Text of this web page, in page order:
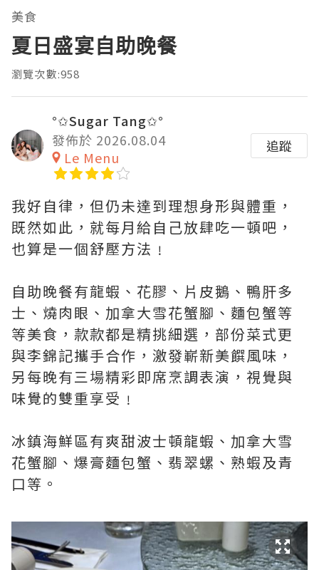
美食
夏日盛宴自助晚餐
瀏覽次數:958
°✩Sugar Tang✩°
發佈於 2026.08.04
Le Menu
追蹤
我好自律，但仍未達到理想身形與體重，
既然如此，就每月給自己放肆吃一頓吧，
也算是一個舒壓方法﹗
自助晚餐有龍蝦、花膠、片皮鵝、鴨肝多
士、燒肉眼、加拿大雪花蟹腳、麵包蟹等
等美食，款款都是精挑細選，部份菜式更
與李錦記攜手合作，激發嶄新美饌風味，
另每晚有三場精彩即席烹調表演，視覺與
味覺的雙重享受﹗
冰鎮海鮮區有爽甜波士頓龍蝦、加拿大雪
花蟹腳、爆膏麵包蟹、翡翠螺、熟蝦及青
口等。